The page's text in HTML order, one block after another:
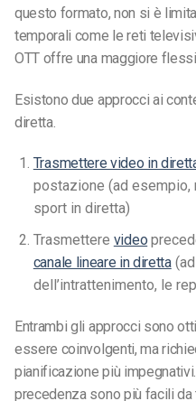
questo formato, non si è
temporali come le reti
OTT offre una maggiore
Esistono due approcci ai
diretta.
Trasmettere video in
postazione (ad
sport in diretta)
Trasmettere video
canale lineare in diretta(ad
dell’intrattenimento, le
Entrambi gli approcci sono
essere coinvolgenti, ma
pianificazione più
precedenza sono più facili